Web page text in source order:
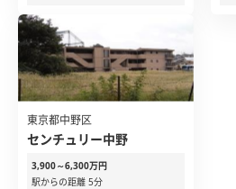
東京都中野区
センチュリー中野
3,900～6,300万円
駅からの距離 5分